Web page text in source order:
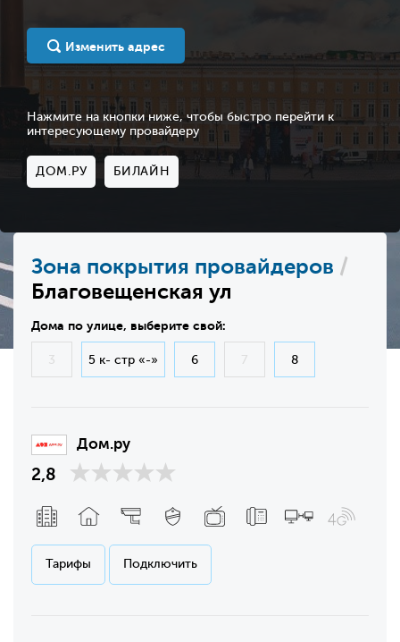
Изменить адрес
Нажмите на кнопки ниже, чтобы быстро перейти к
интересующему провайдеру
ДОМ.РУ БИЛАЙН
Зона покрытия провайдеров /
Благовещенская ул
Дома по улице, выберите свой:
3 5 к- стр «-» 6 7 8
Дом.ру
2,8
Тарифы Подключить